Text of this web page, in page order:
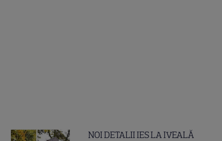
NOI DETALII IES LA IVEALĂ